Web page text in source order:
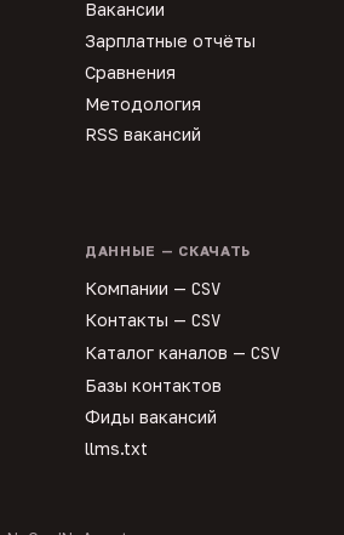
Вакансии
Зарплатные отчёты
Сравнения
Методология
RSS вакансий
ДАННЫЕ — СКАЧАТЬ
Компании — CSV
Контакты — CSV
Каталог каналов — CSV
Базы контактов
Фиды вакансий
llms.txt